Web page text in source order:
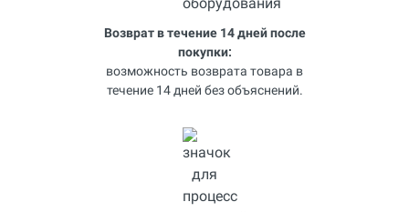
Возврат в течение 14 дней после
покупки:
возможность возврата товара в
течение 14 дней без объяснений.